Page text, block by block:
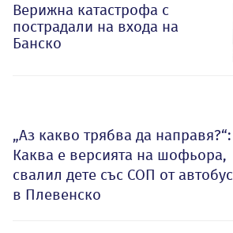
Верижна катастрофа с
пострадали на входа на
Банско
„Аз какво трябва да направя?“:
Каква е версията на шофьора,
свалил дете със СОП от автобус
в Плевенско